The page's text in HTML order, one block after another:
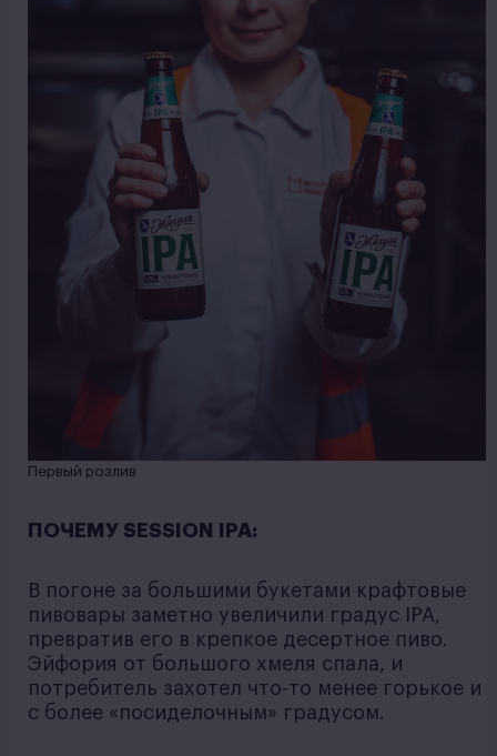
Первый розлив
ПОЧЕМУ SESSION IPA:
В погоне за большими букетами крафтовые
пивовары заметно увеличили градус IPA,
превратив его в крепкое десертное пиво.
Эйфория от большого хмеля спала, и
потребитель захотел что-то менее горькое и
с более «посиделочным» градусом.